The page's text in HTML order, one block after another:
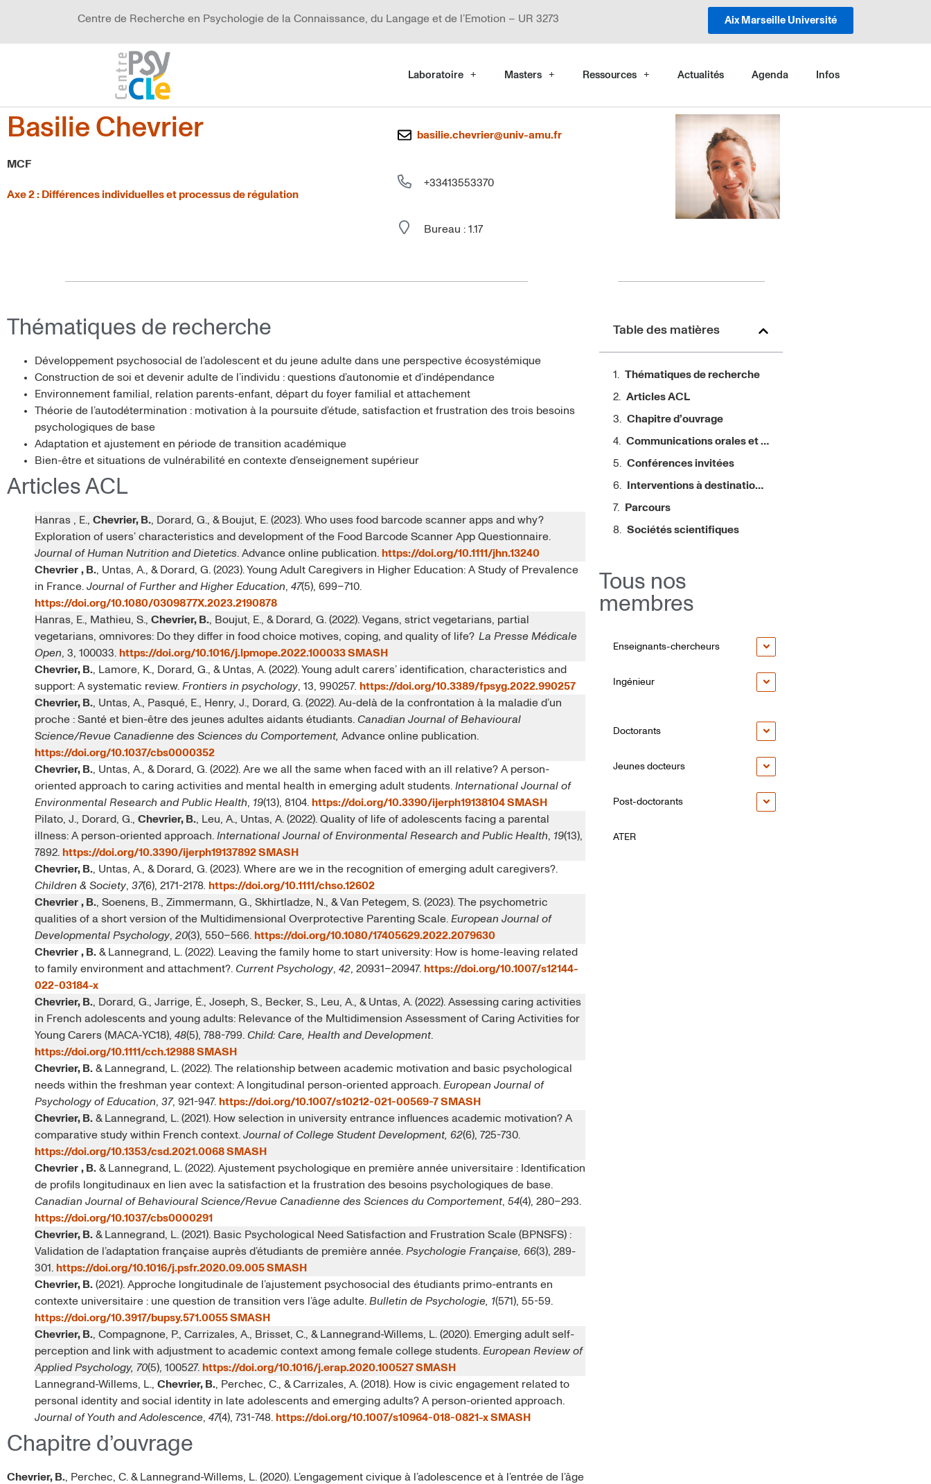
Centre de Recherche en Psychologie de la Connaissance, du Langage et de l’Emotion – UR 3273 Aix Marseille Université
Laboratoire Masters Ressources Actualités Agenda Infos
Basilie Chevrier
MCF
Axe 2 : Différences individuelles et processus de régulation
basilie.chevrier@univ-amu.fr
+33413553370
Bureau : 1.17
Thématiques de recherche
Développement psychosocial de l’adolescent et du jeune adulte dans une perspective écosystémique
Construction de soi et devenir adulte de l’individu : questions d’autonomie et d’indépendance
Environnement familial, relation parents-enfant, départ du foyer familial et attachement
Théorie de l’autodétermination : motivation à la poursuite d’étude, satisfaction et frustration des trois besoins
psychologiques de base
Adaptation et ajustement en période de transition académique
Bien-être et situations de vulnérabilité en contexte d’enseignement supérieur
Articles ACL
Hanras , E., Chevrier, B., Dorard, G., & Boujut, E. (2023). Who uses food barcode scanner apps and why?
Exploration of users’ characteristics and development of the Food Barcode Scanner App Questionnaire.
Journal of Human Nutrition and Dietetics. Advance online publication. https://doi.org/10.1111/jhn.13240
Chevrier , B., Untas, A., & Dorard, G. (2023). Young Adult Caregivers in Higher Education: A Study of Prevalence
in France. Journal of Further and Higher Education, 47(5), 699–710.
https://doi.org/10.1080/0309877X.2023.2190878
Hanras, E., Mathieu, S., Chevrier, B., Boujut, E., & Dorard, G. (2022). Vegans, strict vegetarians, partial
vegetarians, omnivores: Do they differ in food choice motives, coping, and quality of life? La Presse Médicale
Open, 3, 100033. https://doi.org/10.1016/j.lpmope.2022.100033SMASH
Chevrier, B., Lamore, K., Dorard, G., & Untas, A. (2022). Young adult carers’ identification, characteristics and
support: A systematic review. Frontiers in psychology, 13, 990257. https://doi.org/10.3389/fpsyg.2022.990257
Chevrier, B., Untas, A., Pasqué, E., Henry, J., Dorard, G. (2022). Au-delà de la confrontation à la maladie d’un
proche : Santé et bien-être des jeunes adultes aidants étudiants. Canadian Journal of Behavioural
Science/Revue Canadienne des Sciences du Comportement, Advance online publication.
https://doi.org/10.1037/cbs0000352
Chevrier, B., Untas, A., & Dorard, G. (2022). Are we all the same when faced with an ill relative? A person-
oriented approach to caring activities and mental health in emerging adult students. International Journal of
Environmental Research and Public Health, 19(13), 8104. https://doi.org/10.3390/ijerph19138104SMASH
Pilato, J., Dorard, G., Chevrier, B., Leu, A., Untas, A. (2022). Quality of life of adolescents facing a parental
illness: A person-oriented approach. International Journal of Environmental Research and Public Health, 19(13),
7892. https://doi.org/10.3390/ijerph19137892SMASH
Chevrier, B., Untas, A., & Dorard, G. (2023). Where are we in the recognition of emerging adult caregivers?.
Children & Society, 37(6), 2171-2178. https://doi.org/10.1111/chso.12602
Chevrier , B., Soenens, B., Zimmermann, G., Skhirtladze, N., & Van Petegem, S. (2023). The psychometric
qualities of a short version of the Multidimensional Overprotective Parenting Scale. European Journal of
Developmental Psychology, 20(3), 550–566. https://doi.org/10.1080/17405629.2022.2079630
Chevrier , B. & Lannegrand, L. (2022). Leaving the family home to start university: How is home-leaving related
to family environment and attachment?. Current Psychology, 42, 20931–20947. https://doi.org/10.1007/s12144-
022-03184-x
Chevrier, B., Dorard, G., Jarrige, É., Joseph, S., Becker, S., Leu, A., & Untas, A. (2022). Assessing caring activities
in French adolescents and young adults: Relevance of the Multidimension Assessment of Caring Activities for
Young Carers (MACA‐YC18), 48(5), 788-799. Child: Care, Health and Development.
https://doi.org/10.1111/cch.12988SMASH
Chevrier, B. & Lannegrand, L. (2022). The relationship between academic motivation and basic psychological
needs within the freshman year context: A longitudinal person-oriented approach. European Journal of
Psychology of Education, 37, 921-947. https://doi.org/10.1007/s10212-021-00569-7SMASH
Chevrier, B. & Lannegrand, L. (2021). How selection in university entrance influences academic motivation? A
comparative study within French context. Journal of College Student Development, 62(6), 725-730.
https://doi.org/10.1353/csd.2021.0068SMASH
Chevrier , B. & Lannegrand, L. (2022). Ajustement psychologique en première année universitaire : Identification
de profils longitudinaux en lien avec la satisfaction et la frustration des besoins psychologiques de base.
Canadian Journal of Behavioural Science/Revue Canadienne des Sciences du Comportement, 54(4), 280–293.
https://doi.org/10.1037/cbs0000291
Chevrier, B. & Lannegrand, L. (2021). Basic Psychological Need Satisfaction and Frustration Scale (BPNSFS) :
Validation de l’adaptation française auprès d’étudiants de première année. Psychologie Française, 66(3), 289-
301. https://doi.org/10.1016/j.psfr.2020.09.005SMASH
Chevrier, B. (2021). Approche longitudinale de l’ajustement psychosocial des étudiants primo-entrants en
contexte universitaire : une question de transition vers l’âge adulte. Bulletin de Psychologie, 1(571), 55-59.
https://doi.org/10.3917/bupsy.571.0055SMASH
Chevrier, B., Compagnone, P., Carrizales, A., Brisset, C., & Lannegrand-Willems, L. (2020). Emerging adult self-
perception and link with adjustment to academic context among female college students. European Review of
Applied Psychology, 70(5), 100527. https://doi.org/10.1016/j.erap.2020.100527SMASH
Lannegrand-Willems, L., Chevrier, B., Perchec, C., & Carrizales, A. (2018). How is civic engagement related to
personal identity and social identity in late adolescents and emerging adults? A person-oriented approach.
Journal of Youth and Adolescence, 47(4), 731-748. https://doi.org/10.1007/s10964-018-0821-xSMASH
Chapitre d’ouvrage
Chevrier, B., Perchec, C. & Lannegrand-Willems, L. (2020). L’engagement civique à l’adolescence et à l’entrée de l’âge
Table des matières
Thématiques de recherche
Articles ACL
Chapitre d’ouvrage
Communications orales et affichées
Conférences invitées
Interventions à destination du grand public
Parcours
Sociétés scientifiques
Tous nos
membres
Enseignants-chercheurs
Ingénieur
Doctorants
Jeunes docteurs
Post-doctorants
ATER